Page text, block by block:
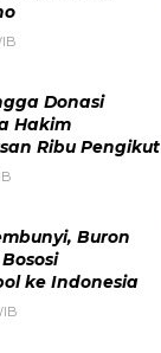
Donasi
Hakim
Ribu Pengikut
Buron
ke Indonesia